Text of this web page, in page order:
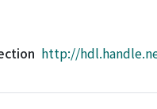
http://